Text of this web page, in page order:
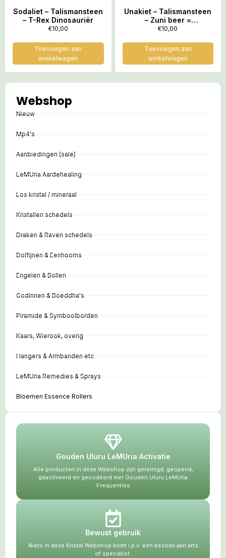
Webshop
Nieuw
Mp4's
Aanbiedingen (sale)
LeMUria Aardehealing
Los kristal / mineraal
Kristallen schedels
Draken & Raven schedels
Dolfijnen & Eenhoorns
Engelen & Bollen
Godinnen & Boeddha's
Piramide & Symboolborden
Kaars, Wierook, overig
Hangers & Armbanden etc
LeMUria Remedies & Sprays
Bloemen Essence Rollers
Gouden Uluru LeMUria Activatie
Alle producten in deze Webshop zijn gereinigd, geopend,
geactiveerd en gecodeerd met Gouden Uluru LeMUria
Frequenties
Bewust gebruik
Niets in deze Kristal Webshop komt i.p.v. een bezoek aan arts
of specialist.
Sodaliet – Talismansteen
– T-Rex Dinosauriër
€10,00
Toevoegen aan
winkelwagen
Unakiet – Talismansteen
– Zuni beer =
Gelukssymbool van de
€10,00
Toevoegen aan
winkelwagen